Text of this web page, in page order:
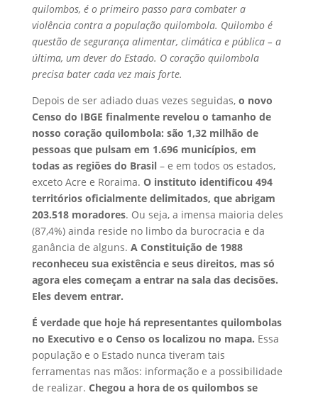
quilombos, é o primeiro passo para combater a
violência contra a população quilombola. Quilombo é
questão de segurança alimentar, climática e pública – a
última, um dever do Estado. O coração quilombola
precisa bater cada vez mais forte.
Depois de ser adiado duas vezes seguidas, o novo
Censo do IBGE finalmente revelou o tamanho de
nosso coração quilombola: são 1,32 milhão de
pessoas que pulsam em 1.696 municípios, em
todas as regiões do Brasil– e em todos os estados,
exceto Acre e Roraima. O instituto identificou 494
territórios oficialmente delimitados, que abrigam
203.518 moradores. Ou seja, a imensa maioria deles
(87,4%) ainda reside no limbo da burocracia e da
ganância de alguns. A Constituição de 1988
reconheceu sua existência e seus direitos, mas só
agora eles começam a entrar na sala das decisões.
Eles devem entrar.
É verdade que hoje há representantes quilombolas
no Executivo e o Censo os localizou no mapa. Essa
população e o Estado nunca tiveram tais
ferramentas nas mãos: informação e a possibilidade
de realizar. Chegou a hora de os quilombos se